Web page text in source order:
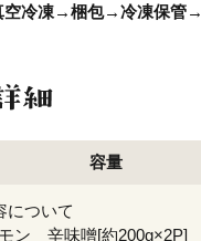
空冷凍→梱包→冷凍保管
容量
について
モン 辛味噌[約200g×2P]